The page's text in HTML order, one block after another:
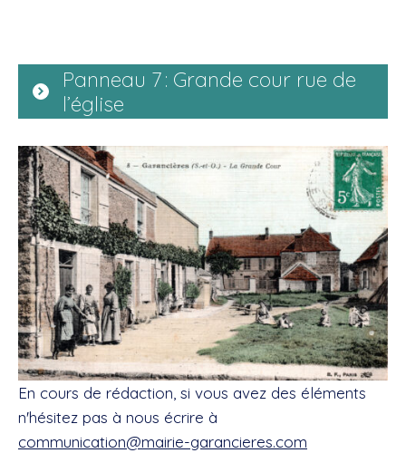
Panneau 7 : Grande cour rue de
l’église
En cours de rédaction, si vous avez des éléments
n'hésitez pas à nous écrire à
communication@mairie-garancieres.com